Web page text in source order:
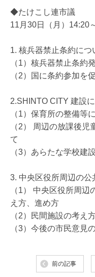
◆たけこし連市議
11月30日（月）14:20
1. 核兵器禁止条約につ
（1）核兵器禁止条約
（2）国に条約参加を
2.SHINTO CITY 建設
（1）保育所の整備等
（2） 周辺の放課後
て
（3）あらたな学校建
3. 中央区役所周辺の公
（1） 中央区役所周
え方、進め方
（2）民間施設の考え
（3）今後の市民意見
前の記事